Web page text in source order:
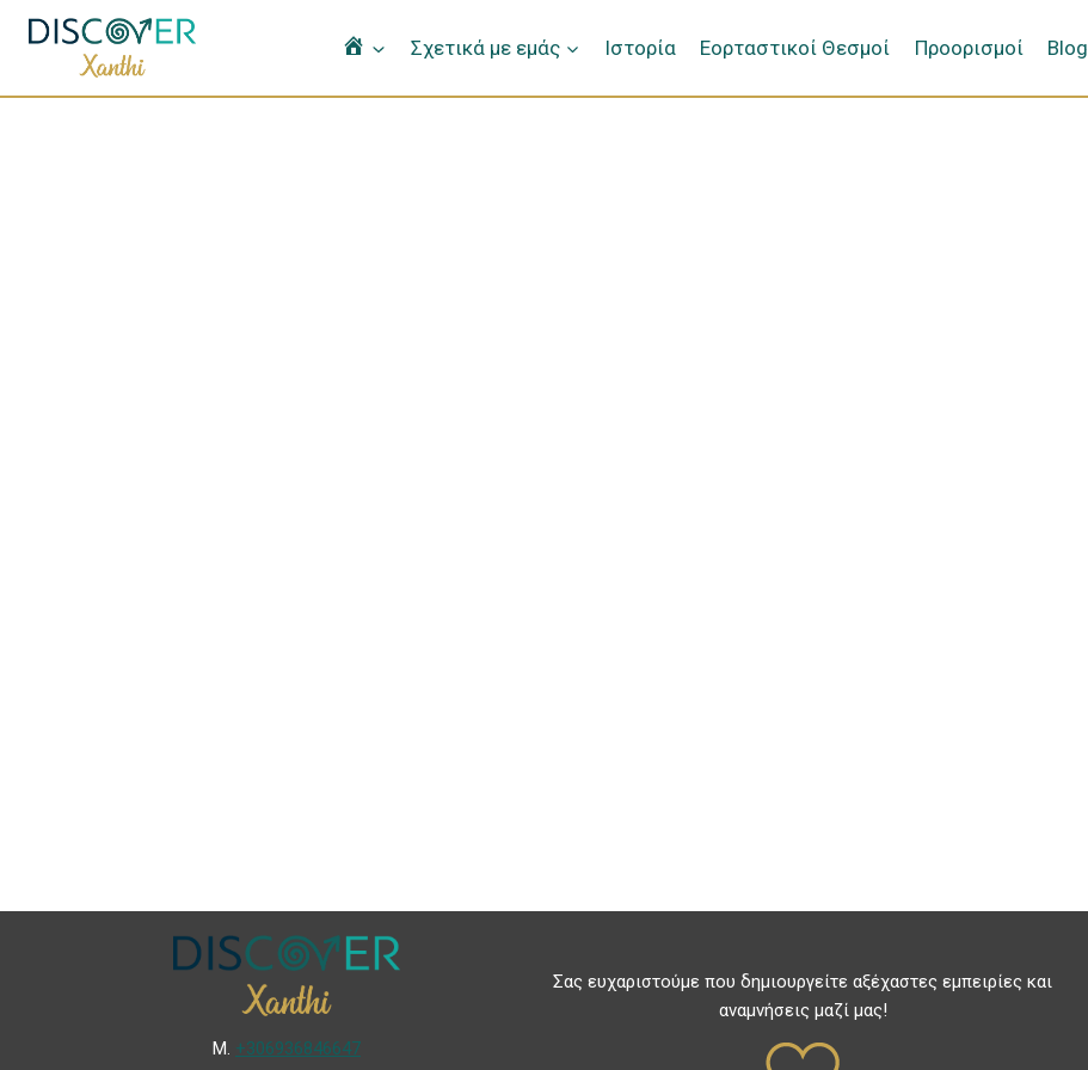
ΑρχικήΣχετικά με εμάς Ιστορία Εορταστικοί Θεσμοί Προορισμοί Blog
Μ. +306936846647
Σας ευχαριστούμε που δημιουργείτε αξέχαστες εμπειρίες και
αναμνήσεις μαζί μας!